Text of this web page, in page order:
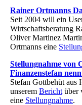
Rainer Ortmanns
Seit 2004 will ein
Wirtschaftsberatung
Oliver Martinez
Ortmanns eine
Stellungnahme von
Finanzenstefan
Stefan Gottbehüt aus
unserem Bericht über
eine Stellungnahme.